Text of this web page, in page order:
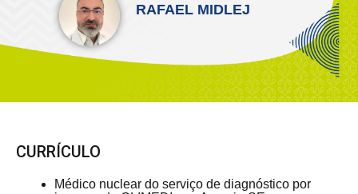
RAFAEL MIDLEJ
CURRÍCULO
Médico nuclear do serviço de diagnóstico por